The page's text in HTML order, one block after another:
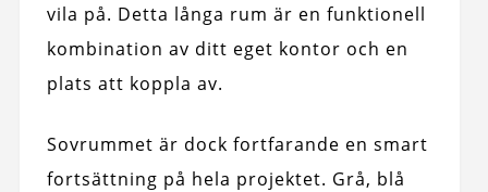
vila på. Detta långa rum är en funktionell
kombination av ditt eget kontor och en
plats att koppla av.
Sovrummet är dock fortfarande en smart
fortsättning på hela projektet. Grå, blå